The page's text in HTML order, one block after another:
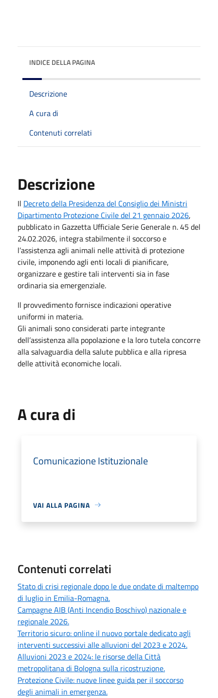
INDICE DELLA PAGINA
Descrizione
A cura di
Contenuti correlati
Descrizione
Il Decreto della Presidenza del Consiglio dei Ministri
Dipartimento Protezione Civile del 21 gennaio 2026,
pubblicato in Gazzetta Ufficiale Serie Generale n. 45 del
24.02.2026, integra stabilmente il soccorso e
l’assistenza agli animali nelle attività di protezione
civile, imponendo agli enti locali di pianificare,
organizzare e gestire tali interventi sia in fase
ordinaria sia emergenziale.
Il provvedimento fornisce indicazioni operative
uniformi in materia.
Gli animali sono considerati parte integrante
dell’assistenza alla popolazione e la loro tutela concorre
alla salvaguardia della salute pubblica e alla ripresa
delle attività economiche locali.
A cura di
Comunicazione Istituzionale
VAI ALLA PAGINA
Contenuti correlati
Stato di crisi regionale dopo le due ondate di maltempo
di luglio in Emilia-Romagna.
Campagne AIB (Anti Incendio Boschivo) nazionale e
regionale 2026.
Territorio sicuro: online il nuovo portale dedicato agli
interventi successivi alle alluvioni del 2023 e 2024.
Alluvioni 2023 e 2024: le risorse della Città
metropolitana di Bologna sulla ricostruzione.
Protezione Civile: nuove linee guida per il soccorso
degli animali in emergenza.